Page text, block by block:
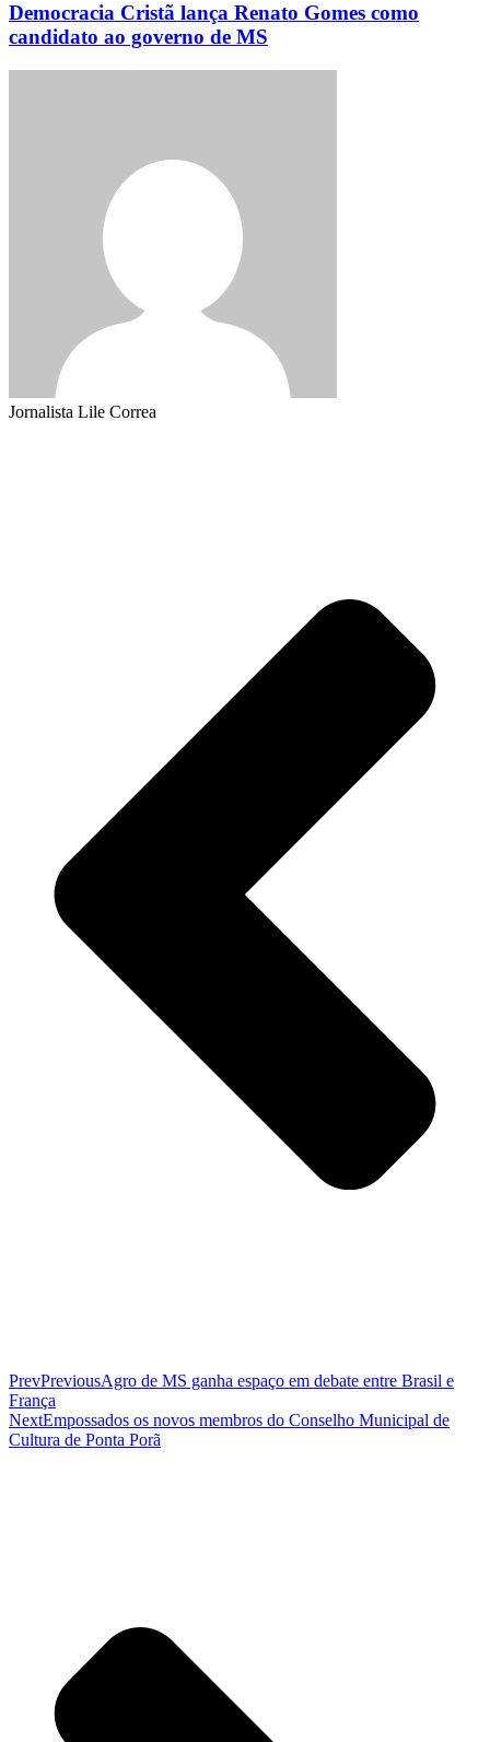
Democracia Cristã lança Renato Gomes como
candidato ao governo de MS
Jornalista Lile Correa
PrevPreviousAgro de MS ganha espaço em debate entre Brasil e
França
NextEmpossados os novos membros do Conselho Municipal de
Cultura de Ponta Porã